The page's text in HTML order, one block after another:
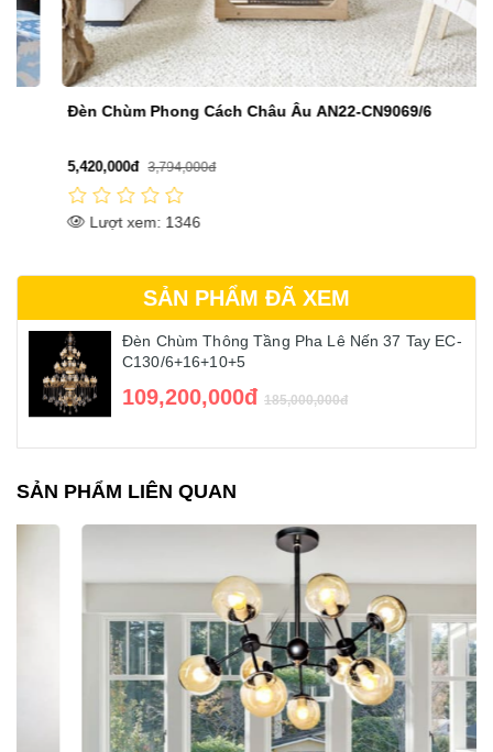
Đèn Chùm Phong Cách Châu Âu AN22-CN9069/6
5,420,000đ 3,794,000đ
Lượt xem: 1346
SẢN PHẨM ĐÃ XEM
Đèn Chùm Thông Tầng Pha Lê Nến 37 Tay EC-
C130/6+16+10+5
109,200,000đ 185,000,000đ
SẢN PHẨM LIÊN QUAN